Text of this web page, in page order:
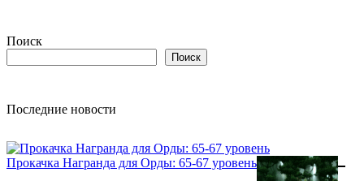
Поиск
Поиск
Последние новости
Прокачка Награнда для Орды: 65-67 уровень